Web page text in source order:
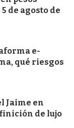
de agosto de
e-
qué riesgos
Jaime en
de lujo